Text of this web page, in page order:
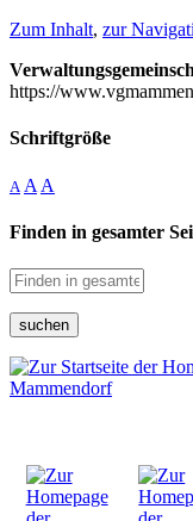
Zum Inhalt, zur
https://
Schriftgröße
A A A
Finden in gesamter
suchen